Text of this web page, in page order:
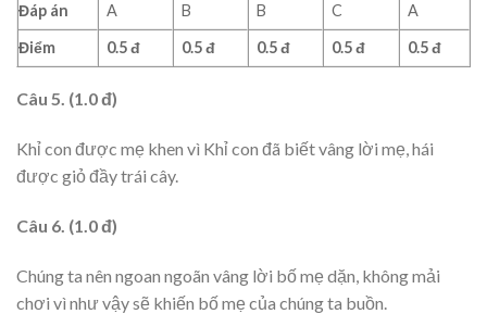
Đáp án
A B B C
A
Điểm
0.5đ 0.5đ 0.5đ 0.5đ 0.5đ
Câu 5. (1.0 đ)
Khỉ con được mẹ khen vì Khỉ con đã biết vâng lời mẹ, hái
được giỏ đầy trái cây.
Câu 6. (1.0 đ)
Chúng ta nên ngoan ngoãn vâng lời bố mẹ dặn, không mải
chơi vì như vậy sẽ khiến bố mẹ của chúng ta buồn.